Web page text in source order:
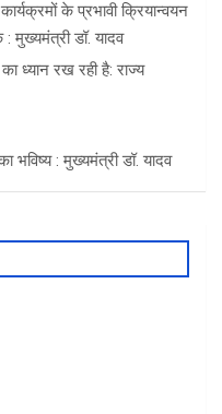
के प्रभावी क्रियान्वयन
मुख्यमंत्री डॉ. यादव
ध्यान रख रही है: राज्य
भविष्य : मुख्यमंत्री डॉ. यादव